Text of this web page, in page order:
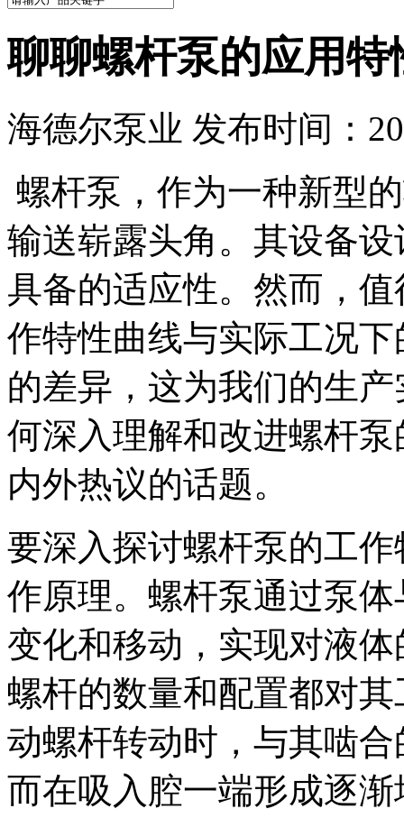
聊聊螺杆泵的应用特
海德尔泵业 发布时间：
螺杆泵，作为一种新型
输送崭露头角。其设备
具备的适应性。然而，
作特性曲线与实际工况
的差异，这为我们的生
何深入理解和改进螺杆
内外热议的话题。
要深入探讨螺杆泵的工
作原理。螺杆泵通过泵
变化和移动，实现对液
螺杆的数量和配置都对
动螺杆转动时，与其啮
而在吸入腔一端形成逐